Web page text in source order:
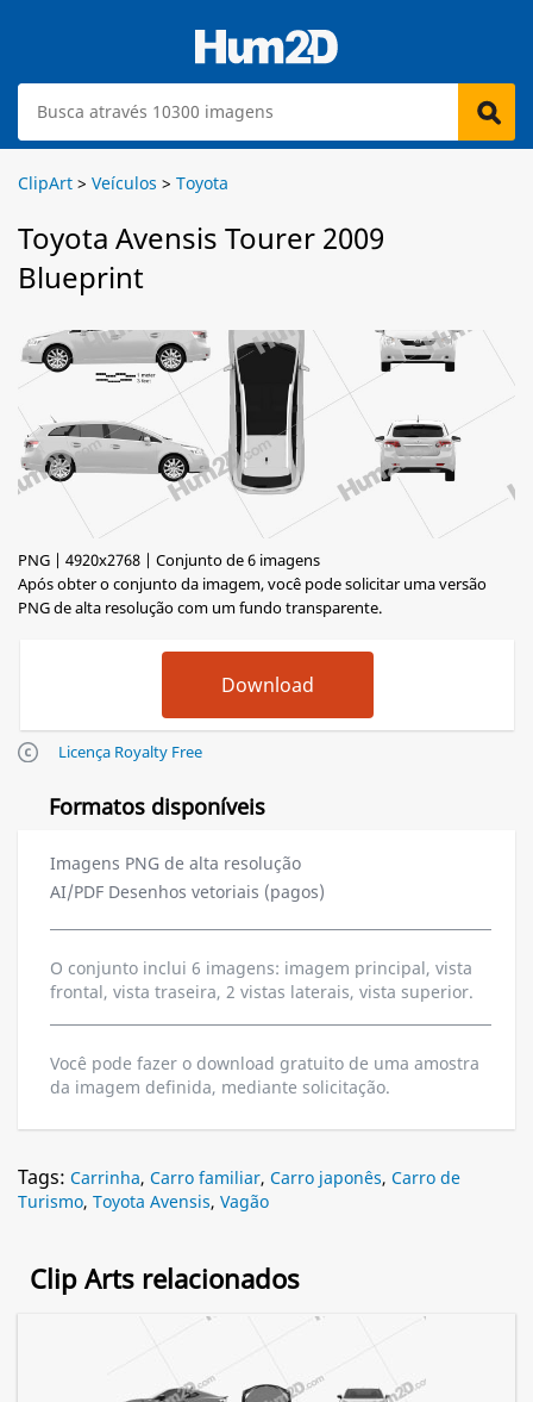
ClipArt > Veículos > Toyota
Toyota Avensis Tourer 2009
Blueprint
PNG | 4920x2768 | Conjunto de 6 imagens
Após obter o conjunto da imagem, você pode solicitar uma versão
PNG de alta resolução com um fundo transparente.
Licença Royalty Free
Formatos disponíveis
Imagens PNG de alta resolução
AI/PDF Desenhos vetoriais (pagos)
O conjunto inclui 6 imagens: imagem principal, vista
frontal, vista traseira, 2 vistas laterais, vista superior.
Você pode fazer o download gratuito de uma amostra
da imagem definida, mediante solicitação.
Tags: Carrinha, Carro familiar, Carro japonês, Carro de
Turismo, Toyota Avensis, Vagão
Clip Arts relacionados